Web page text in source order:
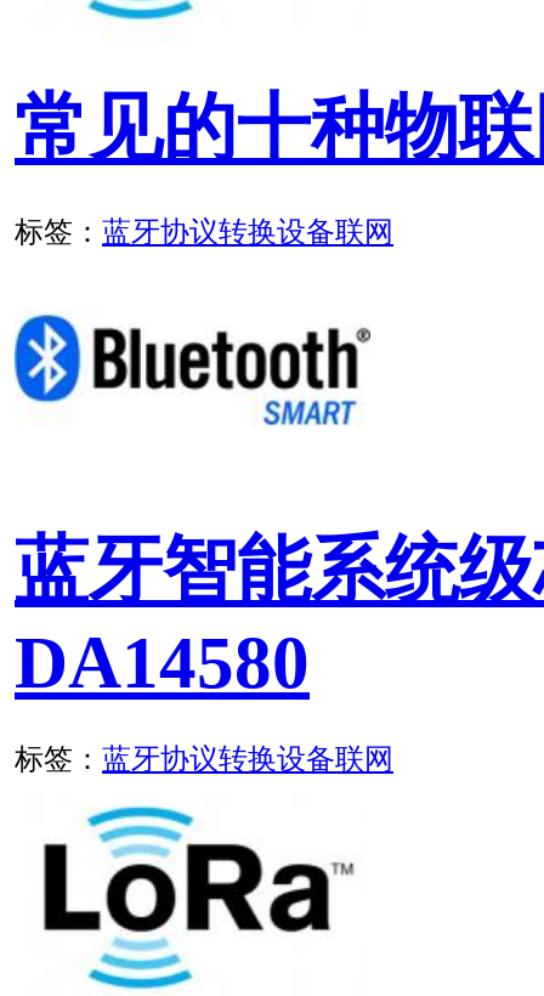
MODBUS转MQTT网关
器使用手册
RS485 至 4G 全网通协
RS485和CAN总线设备
转换选型指南
RS485协议转换设备联网